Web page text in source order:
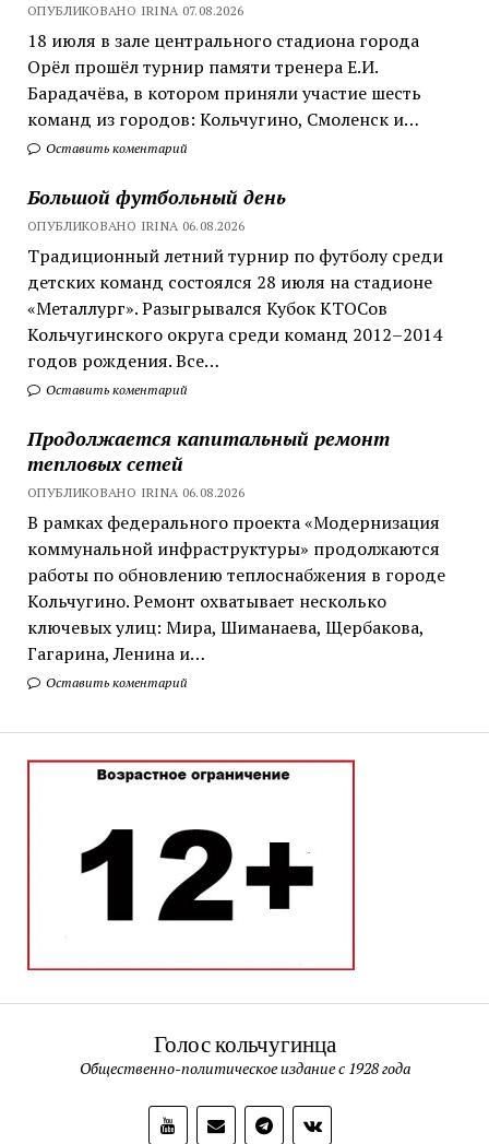
ОПУБЛИКОВАНО IRINA 07.08.2026
18 июля в зале центрального стадиона города
Орёл прошёл турнир памяти тренера Е.И.
Барадачёва, в котором приняли участие шесть
команд из городов: Кольчугино, Смоленск и…
Оставить коментарий
Большой футбольный день
ОПУБЛИКОВАНО IRINA 06.08.2026
Традиционный летний турнир по футболу среди
детских команд состоялся 28 июля на стадионе
«Металлург». Разыгрывался Кубок КТОСов
Кольчугинского округа среди команд 2012–2014
годов рождения. Все…
Оставить коментарий
Продолжается капитальный ремонт
тепловых сетей
ОПУБЛИКОВАНО IRINA 06.08.2026
В рамках федерального проекта «Модернизация
коммунальной инфраструктуры» продолжаются
работы по обновлению теплоснабжения в городе
Кольчугино. Ремонт охватывает несколько
ключевых улиц: Мира, Шиманаева, Щербакова,
Гагарина, Ленина и…
Оставить коментарий
Голос кольчугинца
Общественно-политическое издание с 1928 года